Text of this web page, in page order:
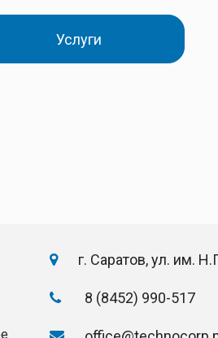
Услуги
г. Саратов, ул. им.
8 (8452) 990-517